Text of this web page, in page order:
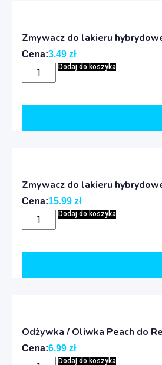
Zmywacz do lakieru
Cena:3.49 zł
Dodaj do koszyka
Zmywacz do lakieru
Cena:15.99 zł
Dodaj do koszyka
Odżywka / Oliwka Peach do
Cena:6.99 zł
Dodaj do koszyka